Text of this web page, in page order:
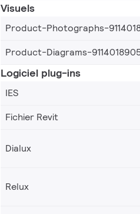
Visuels
Product-Photographs-
Product-Diagrams-
Logiciel plug-ins
IES
Fichier Revit
Dialux
Relux